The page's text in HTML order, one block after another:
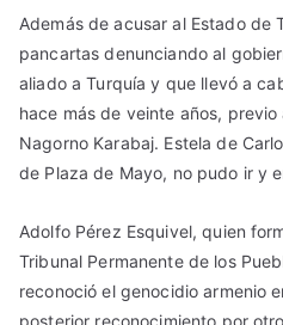
Además de acusar al Estado de
pancartas denunciando al
aliado a Turquía y que llevó a
hace más de veinte años,
Nagorno Karabaj. Estela de
de Plaza de Mayo, no pudo ir y
Adolfo Pérez Esquivel, quien
Tribunal Permanente de los
reconoció el genocidio armenio
posterior reconocimiento por